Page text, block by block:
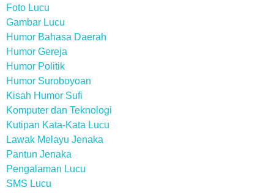
Foto Lucu
Gambar Lucu
Humor Bahasa Daerah
Humor Gereja
Humor Politik
Humor Suroboyoan
Kisah Humor Sufi
Komputer dan Teknologi
Kutipan Kata-Kata Lucu
Lawak Melayu Jenaka
Pantun Jenaka
Pengalaman Lucu
SMS Lucu